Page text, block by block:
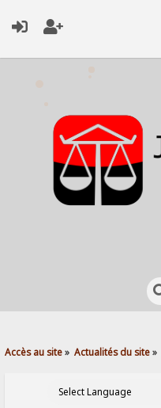
Accès au site» Actualités du site»